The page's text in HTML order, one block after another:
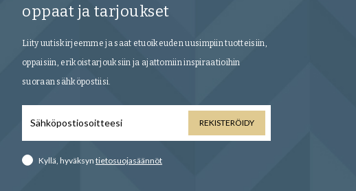
oppaat ja tarjoukset
Liity uutiskirjeemme ja saat etuoikeuden uusimpiin tuotteisiin,
oppaisiin, erikoistarjouksiin ja ajattomiin inspiraatioihin
suoraan sähköpostiisi.
REKISTERÖIDY
Kyllä, hyväksyn tietosuojasäännöt